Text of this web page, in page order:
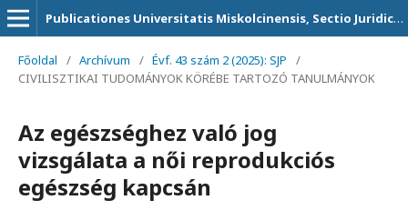
Publicationes Universitatis Miskolcinensis, Sectio Juridica et Politica
Főoldal / Archívum / Évf. 43 szám 2 (2025): SJP
/
CIVILISZTIKAI TUDOMÁNYOK KÖRÉBE TARTOZÓ TANULMÁNYOK
Az egészséghez való jog
vizsgálata a női reprodukciós
egészség kapcsán